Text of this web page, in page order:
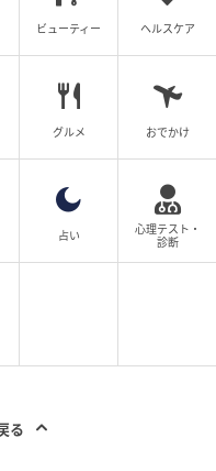
ビューティー ヘルスケア
グルメ おでかけ
占い
心理テスト・
診断
る